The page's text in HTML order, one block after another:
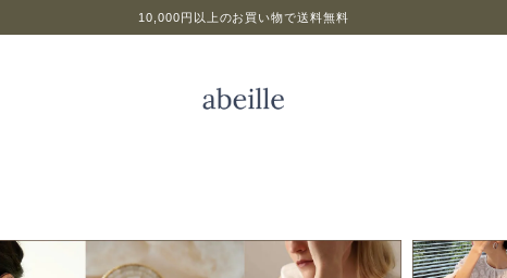
10,000円以上のお買い物で送料無料